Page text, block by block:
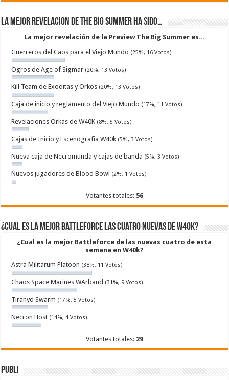
La mejor revelacion de The Big Summer ha sido…
La mejor revelación de la Preview The Big Summer es...
Guerreros del Caos para el Viejo Mundo (25%, 16 Votos)
Ogros de Age of Sigmar (20%, 13 Votos)
Kill Team de Exoditas y Orkos (20%, 13 Votos)
Caja de inicio y reglamento del Viejo Mundo (17%, 11 Votos)
Revelaciones Orkas de W40K (8%, 5 Votos)
Cajas de Inicio y Escenografia W40k (5%, 3 Votos)
Nueva caja de Necromunda y cajas de banda (5%, 3 Votos)
Nuevos jugadores de Blood Bowl (2%, 1 Votos)
Votantes totales: 56
¿Cual es la mejor Battleforce las cuatro nuevas de W40k?
¿Cual es la mejor Battleforce de las nuevas cuatro de esta
semana en W40k?
Astra Militarum Platoon (38%, 11 Votos)
Chaos Space Marines WArband (31%, 9 Votos)
Tiranyd Swarm (17%, 5 Votos)
Necron Host (14%, 4 Votos)
Votantes totales: 29
Publi